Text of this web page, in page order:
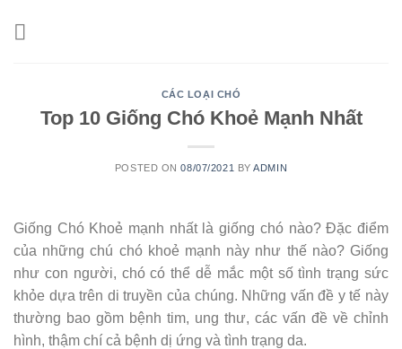
CÁC LOẠI CHÓ
Top 10 Giống Chó Khoẻ Mạnh Nhất
POSTED ON08/07/2021 BYADMIN
Giống Chó Khoẻ mạnh nhất là giống chó nào? Đặc điểm
của những chú chó khoẻ mạnh này như thế nào? Giống
như con người, chó có thể dễ mắc một số tình trạng sức
khỏe dựa trên di truyền của chúng. Những vấn đề y tế này
thường bao gồm bệnh tim, ung thư, các vấn đề về chỉnh
hình, thậm chí cả bệnh dị ứng và tình trạng da.